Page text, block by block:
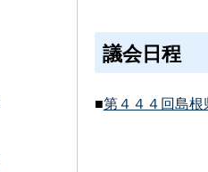
議会日程
■第４４４回島